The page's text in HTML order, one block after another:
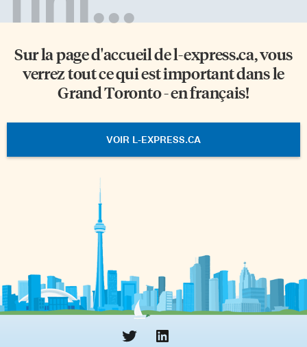
Sur la page d'accueil del-express.ca, vous
verrez tout ce qui est important dans le
Grand Toronto - en français!
VOIR L-EXPRESS.CA